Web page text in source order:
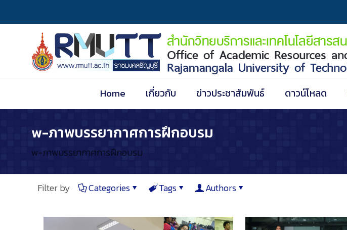
Home เกี่ยวกับ ข่าวประชาสัมพันธ์ ดาวน์โหลด
w-ภาพบรรยากาศการฝึกอบรม
w-ภาพบรรยากาศการฝึกอบรม
Filter by Categories Tags Authors